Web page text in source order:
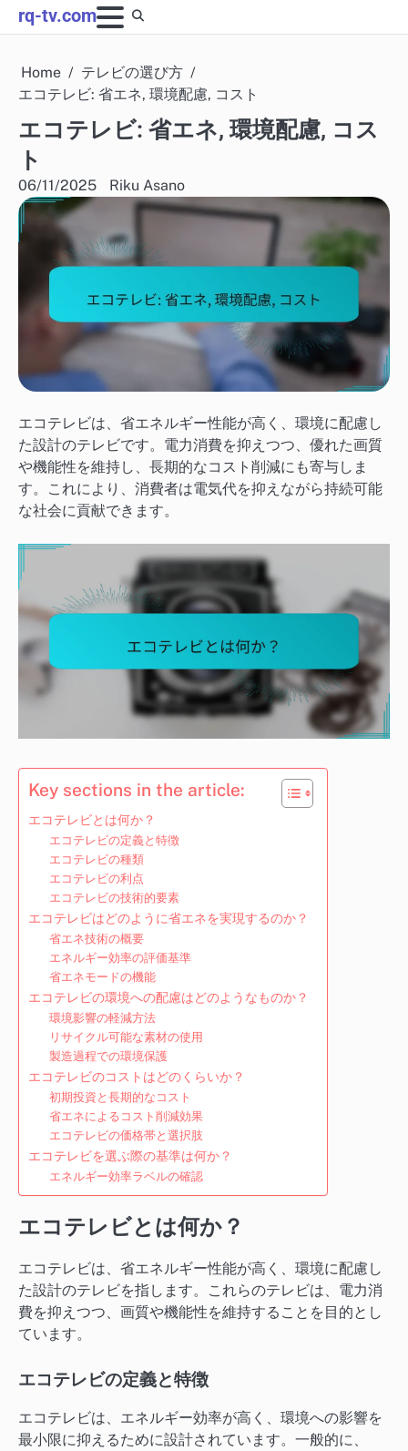
Skip
to
rq-tv.com
Home
テレビの選び方
エコテレビ: 省エネ, 環境配慮, コスト
エコテレビ: 省エネ, 環境配慮, コス
ト
06/11/2025 Riku Asano
エコテレビは、省エネルギー性能が高く、環境に配慮し
た設計のテレビです。電力消費を抑えつつ、優れた画質
や機能性を維持し、長期的なコスト削減にも寄与しま
す。これにより、消費者は電気代を抑えながら持続可能
な社会に貢献できます。
Key sections in the article:
エコテレビとは何か？
エコテレビの定義と特徴
エコテレビの種類
エコテレビの利点
エコテレビの技術的要素
エコテレビはどのように省エネを実現するのか？
省エネ技術の概要
エネルギー効率の評価基準
省エネモードの機能
エコテレビの環境への配慮はどのようなものか？
環境影響の軽減方法
リサイクル可能な素材の使用
製造過程での環境保護
エコテレビのコストはどのくらいか？
初期投資と長期的なコスト
省エネによるコスト削減効果
エコテレビの価格帯と選択肢
エコテレビを選ぶ際の基準は何か？
エネルギー効率ラベルの確認
エコテレビとは何か？
エコテレビは、省エネルギー性能が高く、環境に配慮し
た設計のテレビを指します。これらのテレビは、電力消
費を抑えつつ、画質や機能性を維持することを目的とし
ています。
エコテレビの定義と特徴
エコテレビは、エネルギー効率が高く、環境への影響を
最小限に抑えるために設計されています。一般的に、